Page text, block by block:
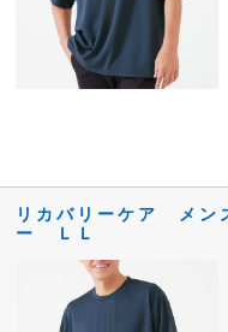
リカバリーケア メン
ー ＬＬ